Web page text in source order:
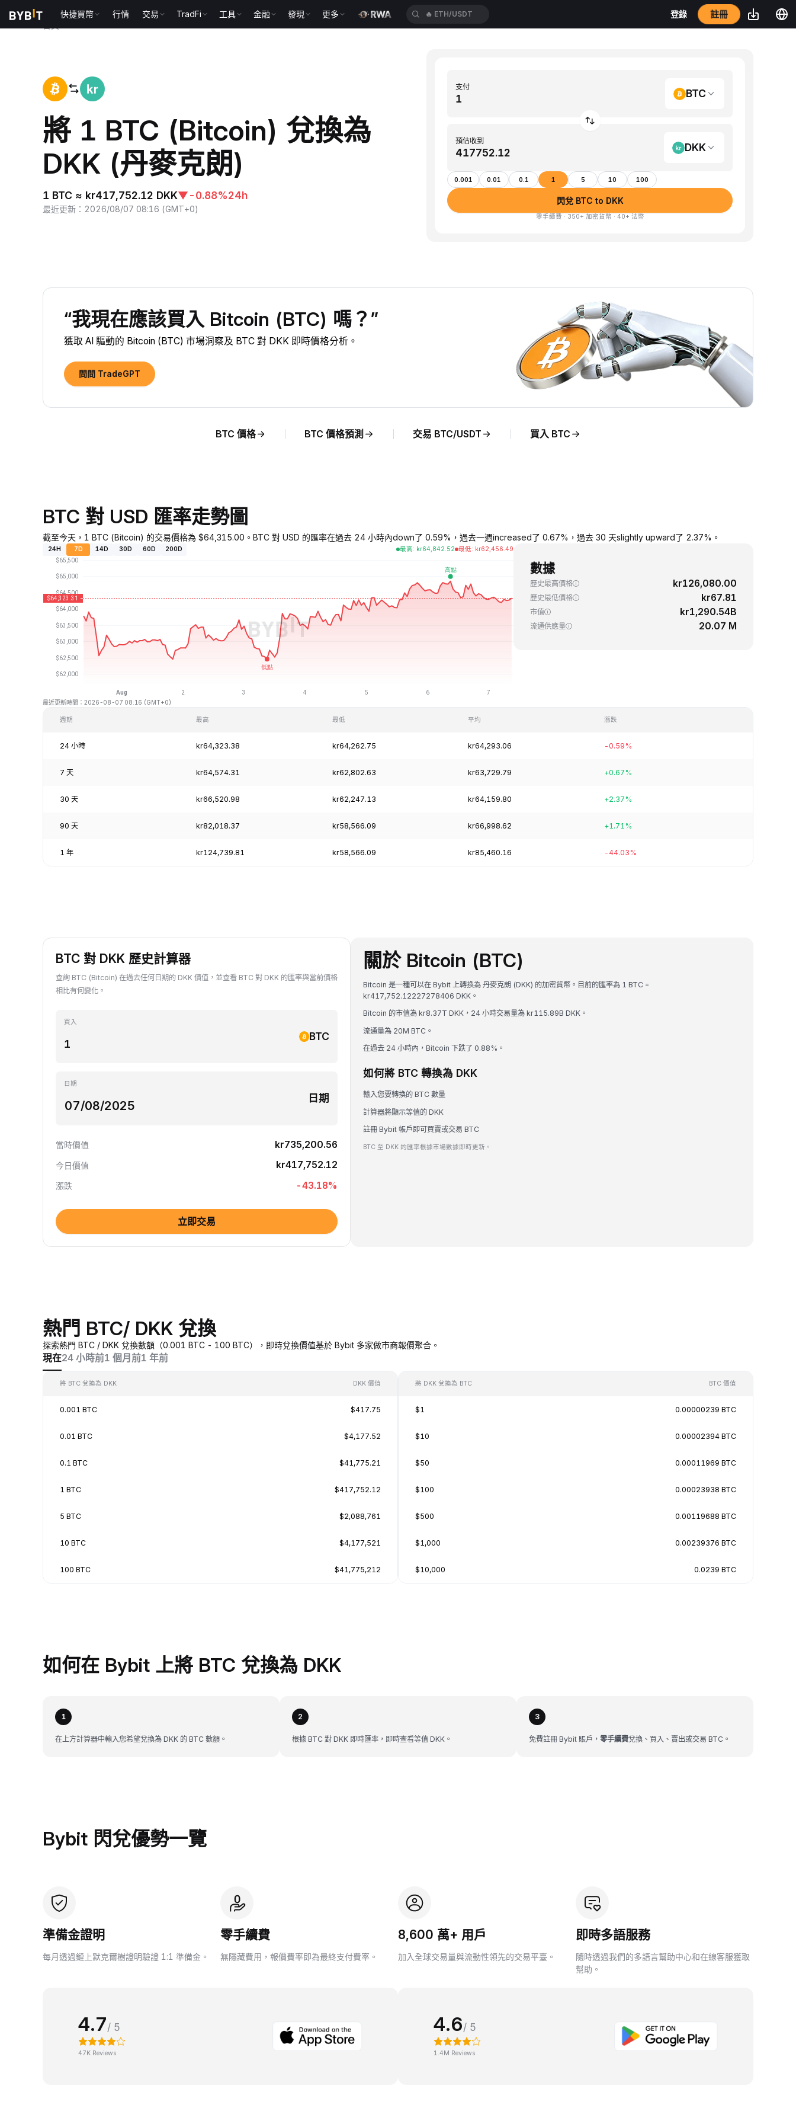
快捷買幣 行情 交易 TradFi 工具 金融 發現 更多 ETH/USDT
🔥 ACEUSDT
登錄 註冊
將 1 BTC (Bitcoin) 兌換為
DKK (丹麥克朗)
1 BTC ≈ kr417,752.12 DKK▼-0.88%24h
最近更新 ： 2026/08/07 08:16 (GMT+0)
支付
BTC
預估收到
DKK
0.001 0.01 0.1 1 5 10 100
閃兌 BTC to DKK
零手續費 · 350+ 加密貨幣 · 40+ 法幣
“我現在應該買入 Bitcoin (BTC) 嗎？”
獲取 AI 驅動的 Bitcoin (BTC) 市場洞察及 BTC 對 DKK 即時價格分析。
問問 TradeGPT
BTC 價格 BTC 價格預測 交易 BTC/USDT 買入 BTC
BTC 對 USD 匯率走勢圖
截至今天，1 BTC (Bitcoin) 的交易價格為 $64,315.00。BTC 對 USD 的匯率在過去 24 小時內down了 0.59%，過去一週increased了 0.67%，過去 30 天slightly upward了 2.37%。
24H 7D 14D 30D 60D 200D 最高: kr64,842.52 最低: kr62,456.49
最近更新時間：2026-08-07 08:16 (GMT+0)
數據
歷史最高價格 kr126,080.00
歷史最低價格 kr67.81
市值 kr1,290.54B
流通供應量 20.07 M
週期 最高 最低 平均 漲跌
24 小時 kr64,323.38 kr64,262.75 kr64,293.06 -0.59%
7 天 kr64,574.31 kr62,802.63 kr63,729.79 +0.67%
30 天 kr66,520.98 kr62,247.13 kr64,159.80 +2.37%
90 天 kr82,018.37 kr58,566.09 kr66,998.62 +1.71%
1 年 kr124,739.81 kr58,566.09 kr85,460.16 -44.03%
BTC 對 DKK 歷史計算器
查詢 BTC (Bitcoin) 在過去任何日期的 DKK 價值，並查看 BTC 對 DKK 的匯率與當前價格
相比有何變化。
買入
BTC
日期
日期
當時價值 kr735,200.56
今日價值 kr417,752.12
漲跌 -43.18%
立即交易
關於 Bitcoin (BTC)
Bitcoin 是一種可以在 Bybit 上轉換為 丹麥克朗 (DKK) 的加密貨幣。目前的匯率為 1 BTC =
kr417,752.12227278406 DKK。
Bitcoin 的市值為 kr8.37T DKK，24 小時交易量為 kr115.89B DKK。
流通量為 20M BTC。
在過去 24 小時內，Bitcoin 下跌了 0.88%。
如何將 BTC 轉換為 DKK
輸入您要轉換的 BTC 數量
計算器將顯示等值的 DKK
註冊 Bybit 帳戶即可買賣或交易 BTC
BTC 至 DKK 的匯率根據市場數據即時更新。
熱門 BTC/ DKK 兌換
探索熱門 BTC / DKK 兌換數額（0.001 BTC - 100 BTC），即時兌換價值基於 Bybit 多家做市商報價聚合。
現在24 小時前1 個月前1 年前
將 BTC 兌換為 DKK DKK 價值
0.001 BTC $417.75
0.01 BTC $4,177.52
0.1 BTC $41,775.21
1 BTC $417,752.12
5 BTC $2,088,761
10 BTC $4,177,521
100 BTC $41,775,212
將 DKK 兌換為 BTC BTC 價值
$1 0.00000239 BTC
$10 0.00002394 BTC
$50 0.00011969 BTC
$100 0.00023938 BTC
$500 0.00119688 BTC
$1,000 0.00239376 BTC
$10,000 0.0239 BTC
如何在 Bybit 上將 BTC 兌換為 DKK
1
在上方計算器中輸入您希望兌換為 DKK 的 BTC 數額。
2
根據 BTC 對 DKK 即時匯率，即時查看等值 DKK。
3
免費註冊 Bybit 賬戶， 零手續費兌換、買入、賣出或交易 BTC。
Bybit 閃兌優勢一覽
準備金證明
每月透過鏈上默克爾樹證明驗證 1:1 準備金。
零手續費
無隱藏費用，報價費率即為最終支付費率。
8,600 萬+ 用戶
加入全球交易量與流動性領先的交易平臺。
即時多語服務
隨時透過我們的多語言幫助中心和在線客服獲取
幫助。
4.7/ 5
47K Reviews
4.6/ 5
1.4M Reviews